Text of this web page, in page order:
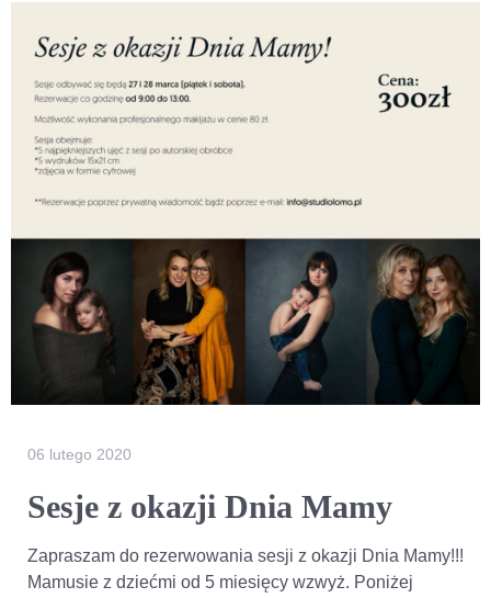
06 lutego 2020
Sesje z okazji Dnia Mamy
Zapraszam do rezerwowania sesji z okazji Dnia Mamy!!!
Mamusie z dziećmi od 5 miesięcy wzwyż. Poniżej